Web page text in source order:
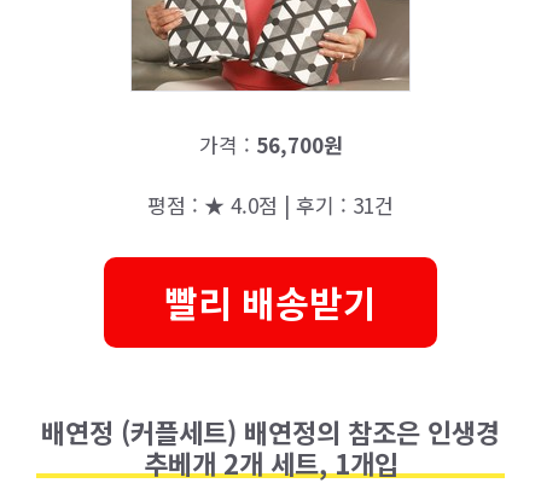
가격 : 56,700원
평점 : ★ 4.0점 | 후기 : 31건
빨리 배송받기
배연정 (커플세트) 배연정의 참조은 인생경
추베개 2개 세트, 1개입